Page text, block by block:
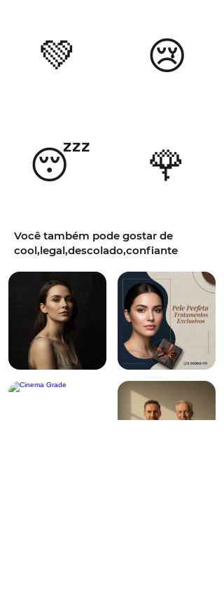
💚
😴
😢
🌹
Você também pode gostar de
cool,legal,descolado,confiante